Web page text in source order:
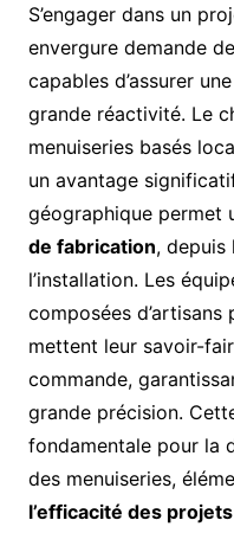
S’engager dans un
envergure demande
capables d’assurer
grande réactivité. Le
menuiseries basés
un avantage
géographique permet
de fabrication, depuis
l’installation. Les
composées
mettent leur savoir-
commande,
grande précision.
fondamentale pour la
des menuiseries,
l’efficacité des projets